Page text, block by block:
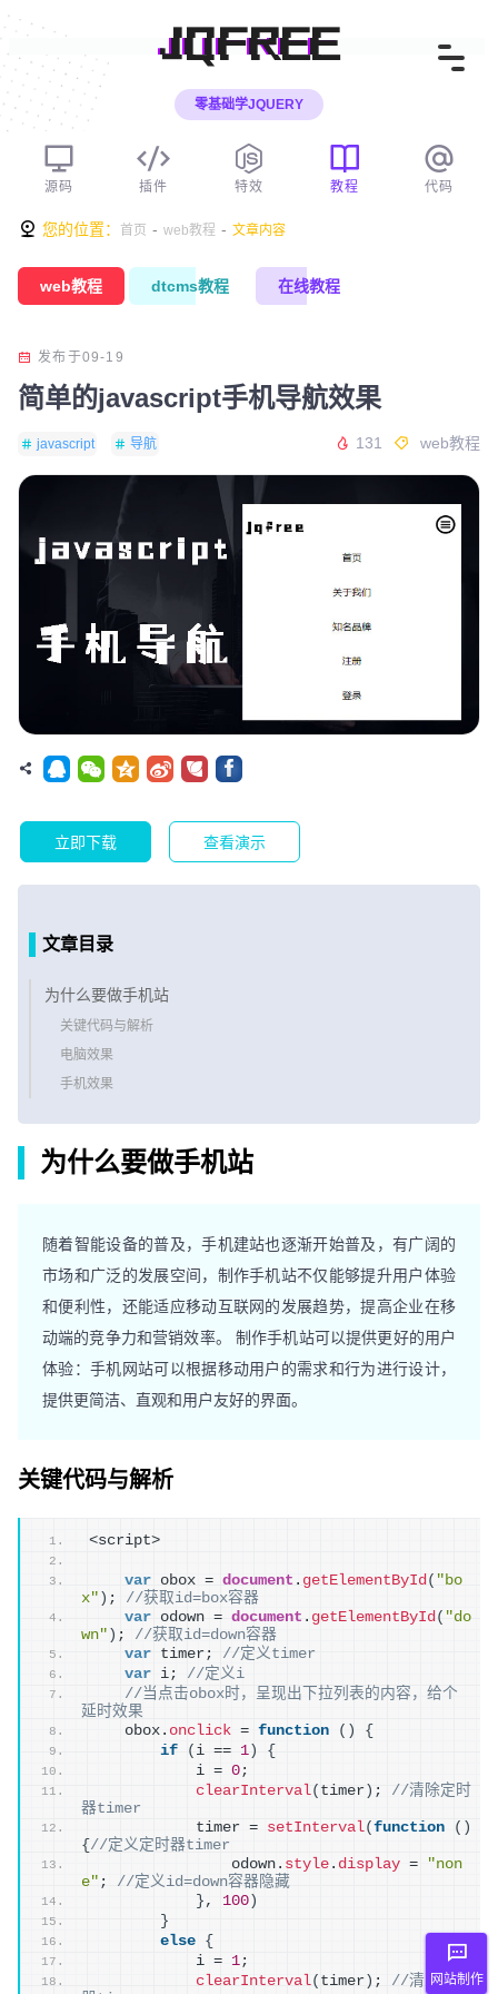
JQFREE
零基础学JQUERY
源码 插件 特效 教程 代码
您的位置： 首页 - web教程 - 文章内容
web教程 dtcms教程 在线教程
发布于09-19
简单的javascript手机导航效果
javascript 导航 131 web教程
立即下载 查看演示
文章目录
为什么要做手机站
关键代码与解析
电脑效果
手机效果
为什么要做手机站
随着智能设备的普及，手机建站也逐渐开始普及，有广阔的
市场和广泛的发展空间，制作手机站不仅能够提升用户体验
和便利性，还能适应移动互联网的发展趋势，提高企业在移
动端的竞争力和营销效率。 制作手机站可以提供更好的用户
体验：手机网站可以根据移动用户的需求和行为进行设计，
提供更简洁、直观和用户友好的界面。
关键代码与解析
<script>
var obox = document . getElementById ( "bo
x" ) ; //获取id=box容器
var odown = document . getElementById ( "do
wn" ) ; //获取id=down容器
var timer; //定义timer
var i; //定义i
//当点击obox时，呈现出下拉列表的内容，给个
延时效果
    obox.
onclick = function ( )
{
if
( i == 1 )
{
            i =
0 ;
clearInterval( timer ) ; //清除定时
器timer
            timer =
setInterval( function ( )
{ //定义定时器timer
                odown.
style . display =
"non
e" ; //定义id=down容器隐藏
} , 100 )
}
else {
            i =
1 ;
clearInterval( timer ) ; //清除定时
网站制作